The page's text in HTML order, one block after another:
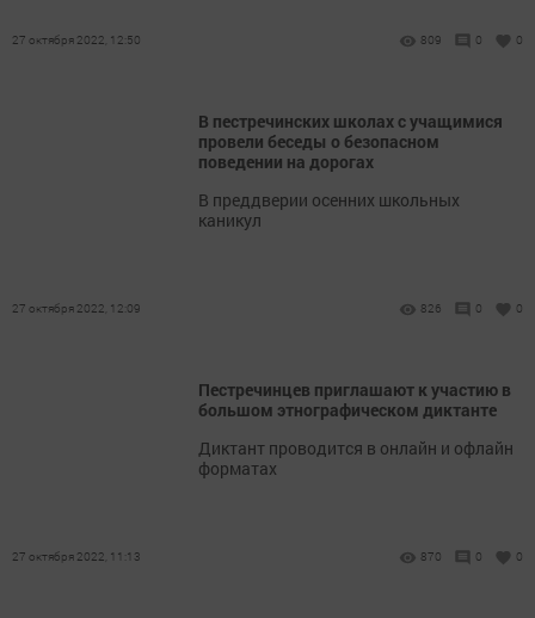
27 октября 2022, 12:50 809 0 0
В пестречинских школах с учащимися
провели беседы о безопасном
поведении на дорогах
В преддверии осенних школьных
каникул
27 октября 2022, 12:09 826 0 0
Пестречинцев приглашают к участию в
большом этнографическом диктанте
Диктант проводится в онлайн и офлайн
форматах
27 октября 2022, 11:13 870 0 0